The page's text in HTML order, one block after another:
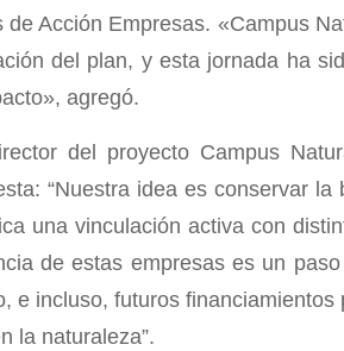
Acción Empresas. «Campus
del plan, y esta jornada ha
agregó.
del proyecto Campus
“Nuestra idea es conservar la
una vinculación activa con
de estas empresas es un
e incluso, futuros financiamientos
la naturaleza”.